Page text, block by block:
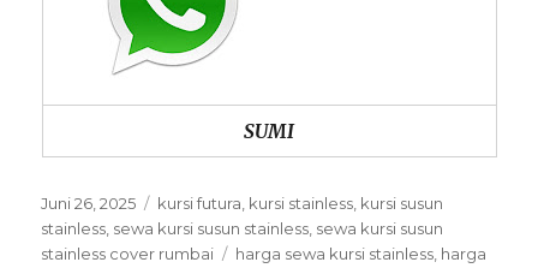
SUMI
Posted
on
Juni 26, 2025 Categories
kursi futura, kursi stainless, kursi susun
stainless, sewa kursi susun stainless, sewa kursi susun
stainless cover rumbai
Tags
harga sewa kursi stainless, harga